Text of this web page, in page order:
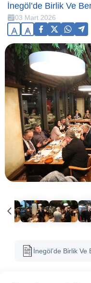
İnegöl’de Birlik Ve
03 Mart 2026
A A
İnegöl’de Birlik Ve